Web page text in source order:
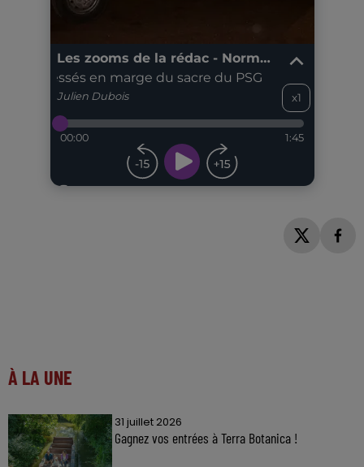
À LA UNE
31 juillet 2026
Gagnez vos entrées à Terra Botanica !